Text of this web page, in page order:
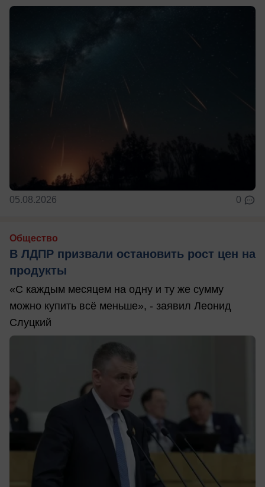
05.08.2026 0
Общество
В ЛДПР призвали остановить рост цен на
продукты
«С каждым месяцем на одну и ту же сумму
можно купить всё меньше», - заявил Леонид
Слуцкий